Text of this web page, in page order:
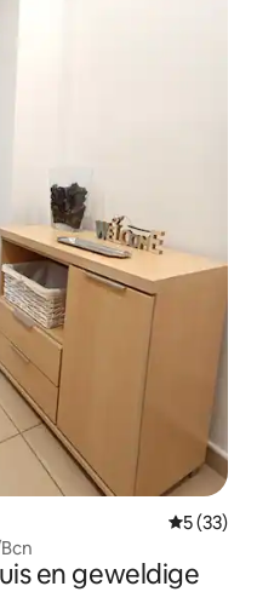
5 (33)
en geweldige